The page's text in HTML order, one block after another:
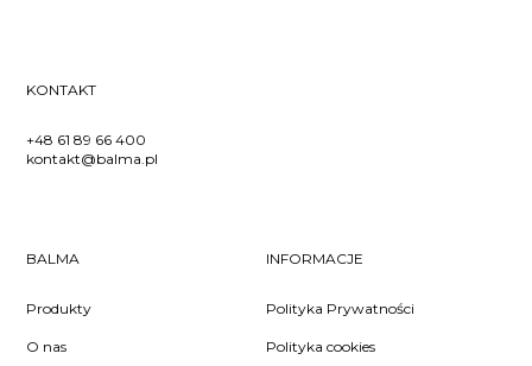
KONTAKT
+48 61 89 66 400
kontakt@balma.pl
BALMA
Produkty
O nas
INFORMACJE
Polityka Prywatności
Polityka cookies